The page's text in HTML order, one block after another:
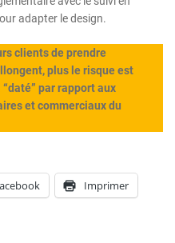
adapter le design.
clients de prendre
plus le risque est
par rapport aux
et commerciaux du
Imprimer